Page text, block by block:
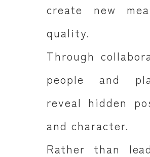
create new
quality.
Through
people and
reveal hidden
and character.
Rather than